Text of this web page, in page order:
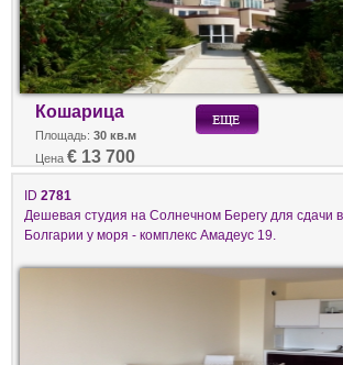
Кошарица
Площадь: 30 кв.м
Цена € 13 700
ID 2781
Дешевая студия на Солнечном Берегу для сдачи
Болгарии у моря - комплекс Амадеус 19.